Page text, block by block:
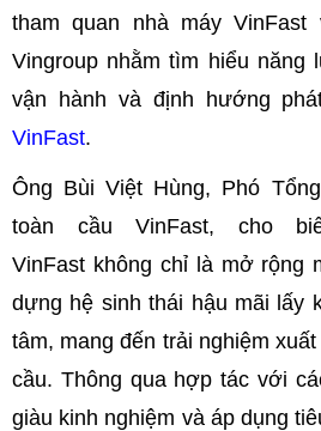
tham quan nhà máy
Vingroup nhằm tìm hiểu năng
vận hành và định hướng
VinFast.
Ông Bùi Việt Hùng, Phó
toàn cầu VinFast, cho
VinFast không chỉ là mở rộng
dựng hệ sinh thái hậu mãi lấy
tâm, mang đến trải nghiệm
cầu. Thông qua hợp tác với
giàu kinh nghiệm và áp dụng